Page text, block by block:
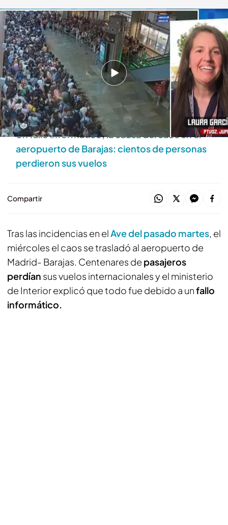
Laura García, portavoz de Jupol
Déborah De la Calle
03 JUL 2025 - 18:18h.
'Todo es mentira' ha conectado en directo con
Laura García, portavoz del sindicato policial
Jupol
Un fallo informático, la causa del caos en el
aeropuerto de Barajas: cientos de personas
perdieron sus vuelos
Compartir
Tras las incidencias en elAve del pasado martes, el
miércoles el caos se trasladó al aeropuerto de
Madrid- Barajas. Centenares de pasajeros
perdían sus vuelos internacionales y el ministerio
de Interior explicó que todo fue debido a unfallo
informático.